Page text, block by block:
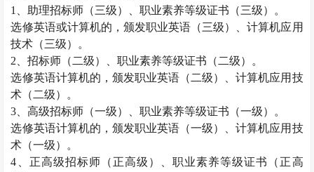
1
、助理招标师（三级）、职业素养等级证书（三级）。
选修英语或计算机的，颁发职业英语（三级）、计算机应用
技术（三级）。
2 、招标师（二级）、职业素养等级证书（二级）。
选修英语计算机的，颁发职业英语（二级）、计算机应用技
术（二级）。
3 、高级招标师（一级）、职业素养等级证书（一级）。
选修英语计算机的，颁发职业英语（一级）、计算机应用技
术（一级）。
4 、正高级招标师（正高级）、职业素养等级证书（正高